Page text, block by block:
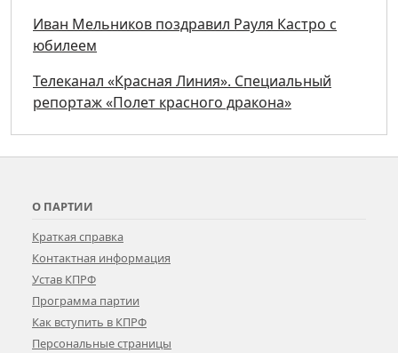
Иван Мельников поздравил Рауля Кастро с
юбилеем
Телеканал «Красная Линия». Специальный
репортаж «Полет красного дракона»
О ПАРТИИ
Краткая справка
Контактная информация
Устав КПРФ
Программа партии
Как вступить в КПРФ
Персональные страницы